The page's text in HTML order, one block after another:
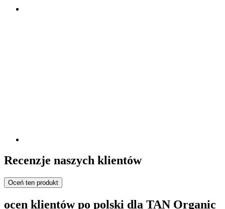
Recenzje naszych klientów
Oceń ten produkt
ocen klientów po polski dla TAN Organic